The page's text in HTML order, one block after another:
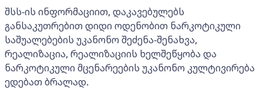
შსს-ის ინფორმაციით, დაკავებულებს
განსაკუთრებით დიდი ოდენობით ნარკოტიკული
საშუალებების უკანონო შეძენა-შენახვა,
რეალიზაცია, რეალიზაციის ხელშეწყობა და
ნარკოტიკული მცენარეების უკანონო კულტივირება
ედებათ ბრალად.